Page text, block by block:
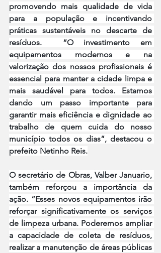
promovendo mais qualidade de vida
para a população e incentivando
práticas sustentáveis no descarte de
resíduos.  “O investimento em
equipamentos modernos e na
valorização dos nossos profissionais é
essencial para manter a cidade limpa e
mais saudável para todos. Estamos
dando um passo importante para
garantir mais eficiência e dignidade ao
trabalho de quem cuida do nosso
município todos os dias”, destacou o
prefeito Netinho Reis.
O secretário de Obras, Valber Januario,
também reforçou a importância da
ação. “Esses novos equipamentos irão
reforçar significativamente os serviços
de limpeza urbana. Poderemos ampliar
a capacidade de coleta de resíduos,
realizar a manutenção de áreas públicas